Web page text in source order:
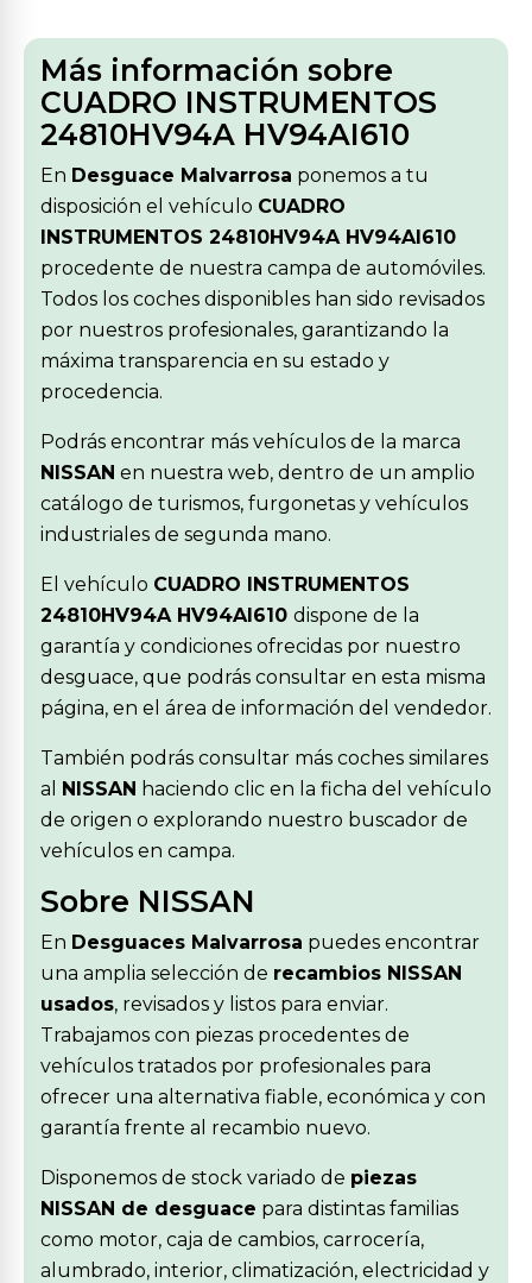
Más información sobre
CUADRO INSTRUMENTOS
24810HV94A HV94AI610
En Desguace Malvarrosa ponemos a tu
disposición el vehículo CUADRO
INSTRUMENTOS 24810HV94A HV94AI610
procedente de nuestra campa de automóviles.
Todos los coches disponibles han sido revisados
por nuestros profesionales, garantizando la
máxima transparencia en su estado y
procedencia.
Podrás encontrar más vehículos de la marca
NISSAN en nuestra web, dentro de un amplio
catálogo de turismos, furgonetas y vehículos
industriales de segunda mano.
El vehículo CUADRO INSTRUMENTOS
24810HV94A HV94AI610 dispone de la
garantía y condiciones ofrecidas por nuestro
desguace, que podrás consultar en esta misma
página, en el área de información del vendedor.
También podrás consultar más coches similares
al NISSAN haciendo clic en la ficha del vehículo
de origen o explorando nuestro buscador de
vehículos en campa.
Sobre NISSAN
En Desguaces Malvarrosa puedes encontrar
una amplia selección de recambios NISSAN
usados, revisados y listos para enviar.
Trabajamos con piezas procedentes de
vehículos tratados por profesionales para
ofrecer una alternativa fiable, económica y con
garantía frente al recambio nuevo.
Disponemos de stock variado de piezas
NISSAN de desguace para distintas familias
como motor, caja de cambios, carrocería,
alumbrado, interior, climatización, electricidad y